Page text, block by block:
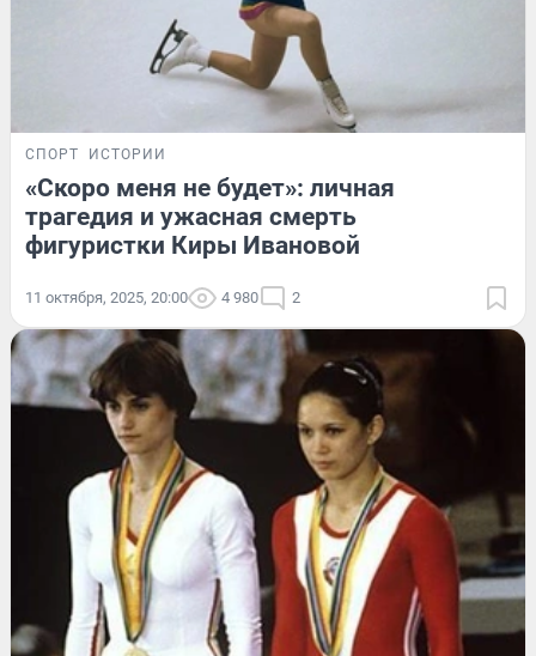
СПОРТ ИСТОРИИ
«Скоро меня не будет»: личная
трагедия и ужасная смерть
фигуристки Киры Ивановой
11 октября, 2025, 20:00 4 980 2